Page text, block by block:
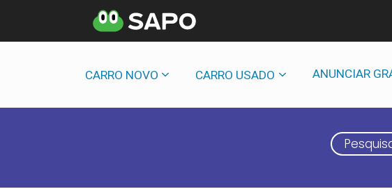
CARRO NOVO CARRO USADO ANUNCIAR